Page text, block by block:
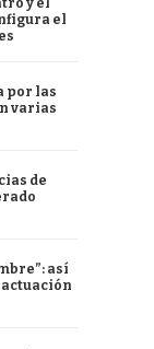
y el
el
por las
varias
de
así